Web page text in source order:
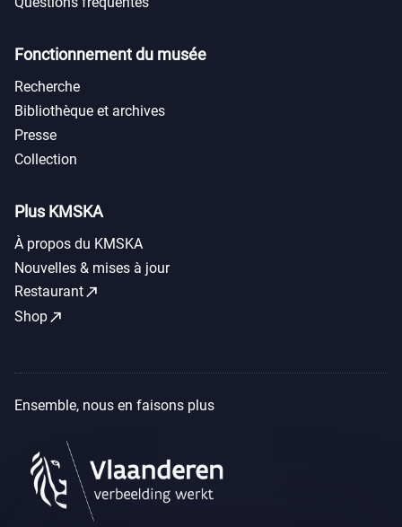
Fonctionnement du musée
Recherche
Bibliothèque et archives
Presse
Collection
Plus KMSKA
À propos du KMSKA
Nouvelles & mises à jour
Restaurantcall_made
Shopcall_made
Ensemble, nous en faisons plus